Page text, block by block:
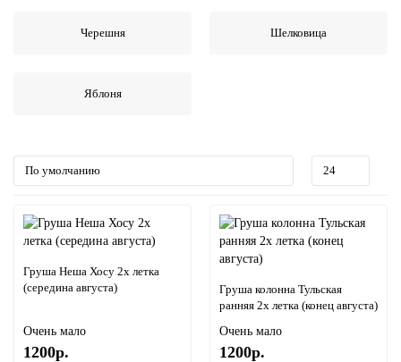
Черешня Шелковица
Яблоня
Груша Неша Хосу 2х летка
(середина августа)
Очень мало
1200р.
Груша колонна Тульская
ранняя 2х летка (конец августа)
Очень мало
1200р.